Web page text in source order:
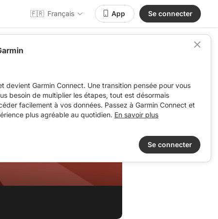
🇫🇷 Français App Se connecter
devient Garmin Connect. Une transition pensée pour vous
besoin de multiplier les étapes, tout est désormais
facilement à vos données. Passez à Garmin Connect et
plus agréable au quotidien. En savoir plus
Se connecter